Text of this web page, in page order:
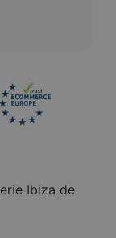
Ibiza de